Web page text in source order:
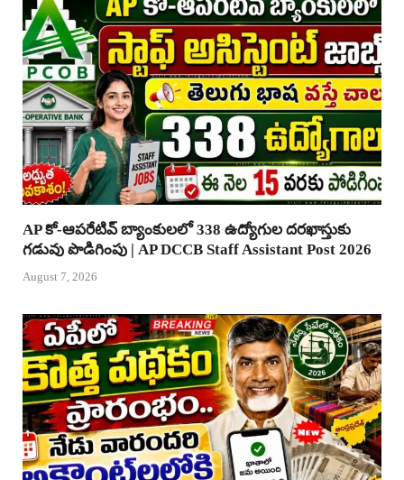
AP కో-ఆపరేటివ్ బ్యాంకులలో 338 ఉద్యోగుల దరఖాస్తుకు
గడువు పొడిగింపు | AP DCCB Staff Assistant Post 2026
August 7, 2026